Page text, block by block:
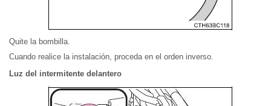
Quite la bombilla.
Cuando realice la instalación, proceda en el orden inverso.
Luz del intermitente delantero